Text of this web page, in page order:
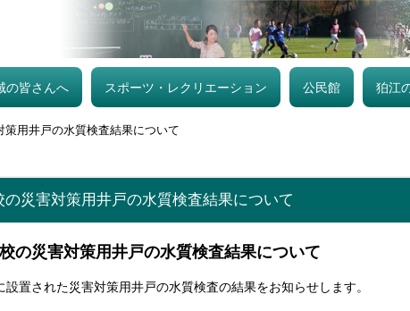
の皆さんへ スポーツ・レクリエーション 公民館 狛江
策用井戸の水質検査結果について
の災害対策用井戸の水質検査結果について
の災害対策用井戸の水質検査結果について
置された災害対策用井戸の水質検査の結果をお知らせします。